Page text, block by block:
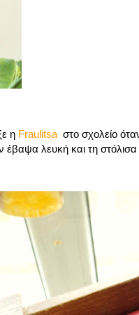
η Fraulitsa στο σχολείο
έβαψα λευκή και τη